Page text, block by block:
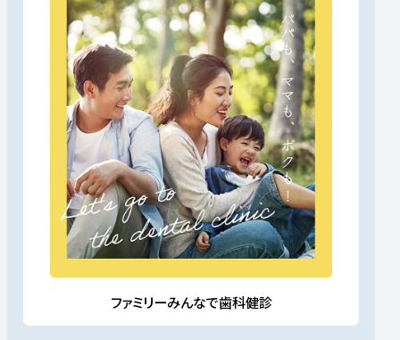
ファミリーみんなで歯科健診